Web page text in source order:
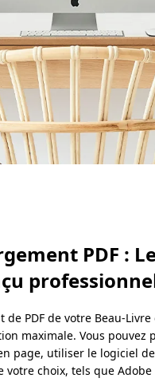
PDF :
de PDF de votre Beau-
maximale. Vous pouvez
page, utiliser le logiciel
votre choix, tels que